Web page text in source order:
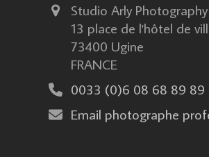
Studio Arly Photography
13 place de l'hôtel de
73400 Ugine
FRANCE
0033 (0)6 08 68 89 89
Email photographe